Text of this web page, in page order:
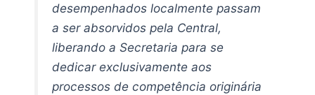
desempenhados localmente passam
a ser absorvidos pela Central,
liberando a Secretaria para se
dedicar exclusivamente aos
processos de competência originária